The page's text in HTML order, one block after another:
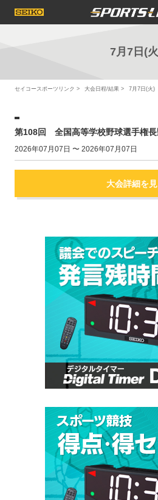
7月7日(
セイコースポーツリンク 大会日程/結果 7月7日(火)
第108回 全国高等学校野球選手権長
2026年07月07日 〜 2026年07月07日
大会詳細を